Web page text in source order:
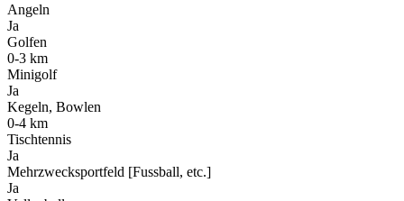
Angeln
Ja
Golfen
0-3 km
Minigolf
Ja
Kegeln, Bowlen
0-4 km
Tischtennis
Ja
Mehrzwecksportfeld [Fussball, etc.]
Ja